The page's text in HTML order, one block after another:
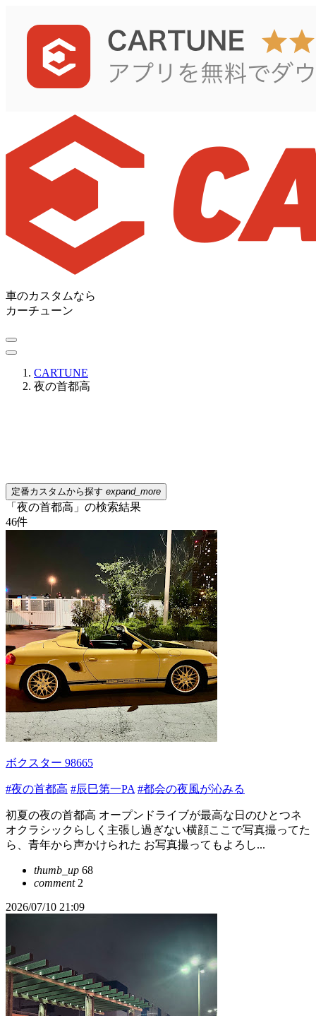
車のカスタムなら
カーチューン
CARTUNE
夜の首都高
定番カスタムから探す expand_more
「夜の首都高」の検索結果
46件
ボクスター 98665
#夜の首都高 #辰巳第一PA #都会の夜風が沁みる
初夏の夜の首都高 オープンドライブが最高な日のひとつネ
オクラシックらしく主張し過ぎない横顔ここで写真撮ってた
ら、青年から声かけられた お写真撮ってもよろし...
thumb_up 68
comment2
2026/07/10 21:09